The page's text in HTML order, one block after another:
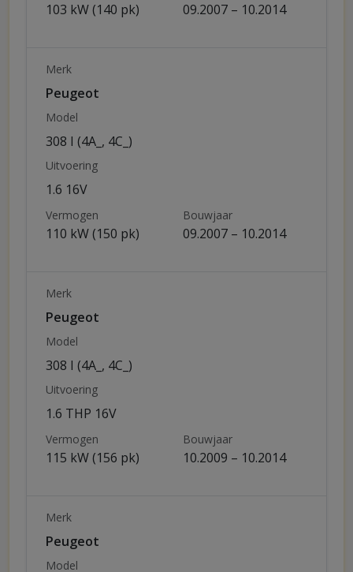
103 kW (140 pk) 09.2007 – 10.2014
Merk
Peugeot
Model
308 I (4A_, 4C_)
Uitvoering
1.6 16V
Vermogen
110 kW (150 pk)
Bouwjaar
09.2007 – 10.2014
Merk
Peugeot
Model
308 I (4A_, 4C_)
Uitvoering
1.6 THP 16V
Vermogen
115 kW (156 pk)
Bouwjaar
10.2009 – 10.2014
Merk
Peugeot
Model